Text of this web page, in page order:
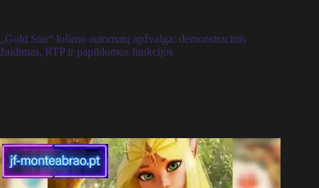
„Gold Star“ lošimo automatų apžvalga: demonstracinis
žaidimas, RTP ir papildomos funkcijos